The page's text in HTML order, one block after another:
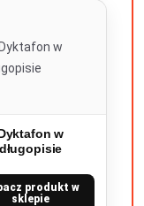
w
długopisie
produkt w
sklepie